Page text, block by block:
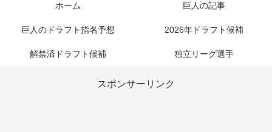
ホーム 巨人の記事
巨人のドラフト指名予想 2026年ドラフト候補
解禁済ドラフト候補 独立リーグ選手
スポンサーリンク